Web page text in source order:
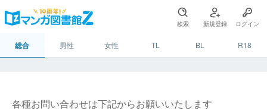
検索 新規登録 ログイン
総合 男性 女性 TL BL R18
各種お問い合わせは下記からお願いいたします